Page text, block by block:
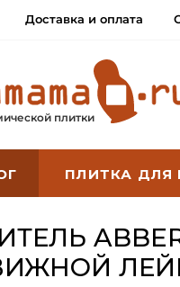
Доставка и оплата
плитки
ПЛИТКА ДЛЯ